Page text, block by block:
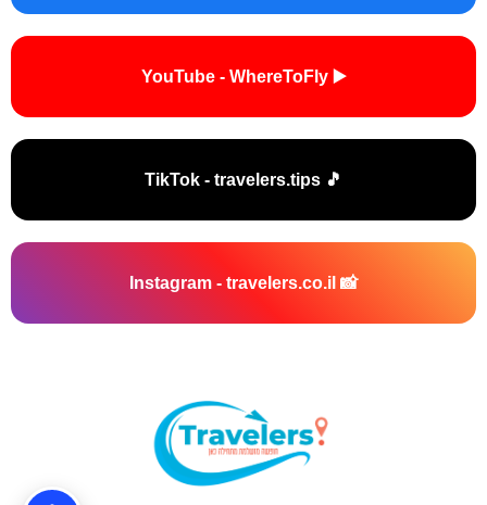
▶️ YouTube - WhereToFly
🎵 TikTok - travelers.tips
📸 Instagram - travelers.co.il